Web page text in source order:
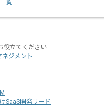
覧
役立てください
ネジメント
SaaS開発リード